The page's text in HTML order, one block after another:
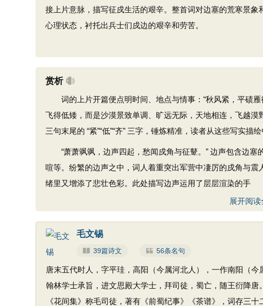
接上片意脉，描写征戍生活的艰辛。整首词对边塞的荒寒景
心理状态，衬托出兵士们戍边的艰辛和劳苦。
赏析
词的上片开篇便点明时间、地点与情事：“秋风紧，平碛雁
飞得低矮，而是沙漠景致单调、旷远无际，天地相连，飞越
三句末尾的 “紧”“低”“齐” 三字，锤炼精准，读者从这些写实描
“萧萧飒飒，边声四起，愁闻戍角与征鼙。” 边声包含边塞
喧等。纷繁的边声之中，词人着重突出军营中凄厉的戍角与
绪里又增添了悲壮色彩。此处描写边声运用了层层渲染的手
展开阅读
毛文锡
39篇诗文 56条名句
唐末五代时人，字平珪，高阳（今属河北人），一作南阳（
翰林学士承旨，进文思殿大学士，拜司徒，蜀亡，随王衍降唐
《花间集》称毛司徒，著有《前蜀纪事》《茶谱》，词存三十